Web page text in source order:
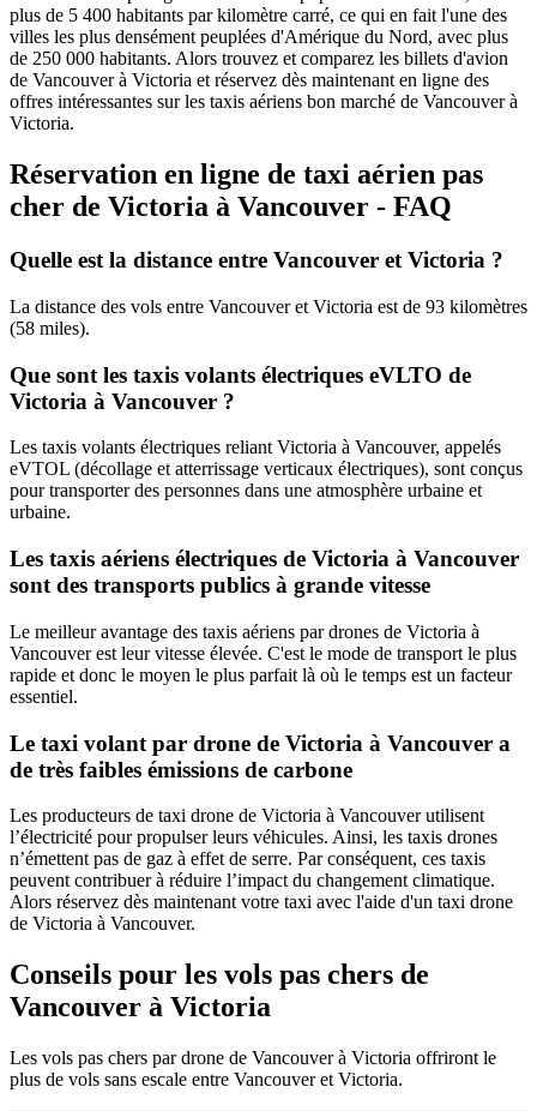
plus de 5 400 habitants par kilomètre carré, ce qui en fait l'une des
villes les plus densément peuplées d'Amérique du Nord, avec plus
de 250 000 habitants. Alors trouvez et comparez les billets d'avion
de Vancouver à Victoria et réservez dès maintenant en ligne des
offres intéressantes sur les taxis aériens bon marché de Vancouver à
Victoria.
Réservation en ligne de taxi aérien pas
cher de Victoria à Vancouver - FAQ
Quelle est la distance entre Vancouver et Victoria ?
La distance des vols entre Vancouver et Victoria est de 93 kilomètres
(58 miles).
Que sont les taxis volants électriques eVLTO de
Victoria à Vancouver ?
Les taxis volants électriques reliant Victoria à Vancouver, appelés
eVTOL (décollage et atterrissage verticaux électriques), sont conçus
pour transporter des personnes dans une atmosphère urbaine et
urbaine.
Les taxis aériens électriques de Victoria à Vancouver
sont des transports publics à grande vitesse
Le meilleur avantage des taxis aériens par drones de Victoria à
Vancouver est leur vitesse élevée. C'est le mode de transport le plus
rapide et donc le moyen le plus parfait là où le temps est un facteur
essentiel.
Le taxi volant par drone de Victoria à Vancouver a
de très faibles émissions de carbone
Les producteurs de taxi drone de Victoria à Vancouver utilisent
l’électricité pour propulser leurs véhicules. Ainsi, les taxis drones
n’émettent pas de gaz à effet de serre. Par conséquent, ces taxis
peuvent contribuer à réduire l’impact du changement climatique.
Alors réservez dès maintenant votre taxi avec l'aide d'un taxi drone
de Victoria à Vancouver.
Conseils pour les vols pas chers de
Vancouver à Victoria
Les vols pas chers par drone de Vancouver à Victoria offriront le
plus de vols sans escale entre Vancouver et Victoria.